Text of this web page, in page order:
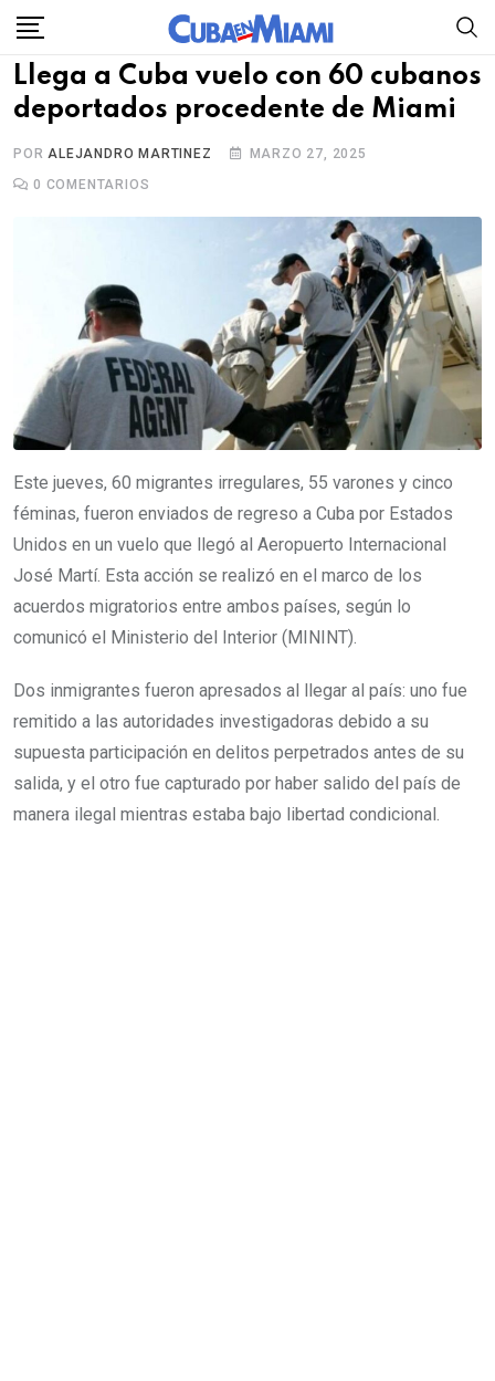
Skip
content
Llega a Cuba vuelo con 60 cubanos
deportados procedente de Miami
PORALEJANDRO MARTINEZ
MARZO 27, 2025
0 COMENTARIOS
Este jueves, 60 migrantes irregulares, 55 varones y cinco
féminas, fueron enviados de regreso a Cuba por Estados
Unidos en un vuelo que llegó al Aeropuerto Internacional
José Martí. Esta acción se realizó en el marco de los
acuerdos migratorios entre ambos países, según lo
comunicó el Ministerio del Interior (MININT).
Dos inmigrantes fueron apresados al llegar al país: uno fue
remitido a las autoridades investigadoras debido a su
supuesta participación en delitos perpetrados antes de su
salida, y el otro fue capturado por haber salido del país de
manera ilegal mientras estaba bajo libertad condicional.